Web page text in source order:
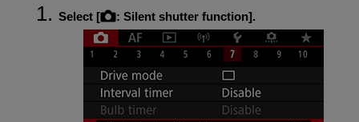
Select [ : Silent shutter function].